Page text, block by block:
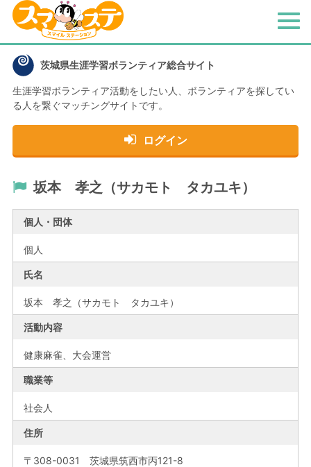
茨城県生涯学習ボランティア総合サイト
生涯学習ボランティア活動をしたい人、 ボランティアを探してい
る人を繋ぐマッチングサイトです。
ログイン
メ
坂本 孝之（サカモト タカユキ）
個人・団体
個人
氏名
坂本 孝之（サカモト タカユキ）
活動内容
健康麻雀、大会運営
職業等
社会人
住所
〒308-0031 茨城県筑西市丙121-8